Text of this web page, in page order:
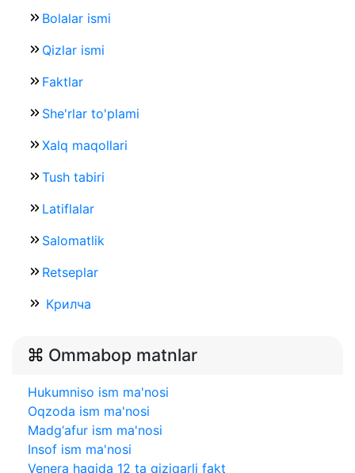
Bolalar ismi
Qizlar ismi
Faktlar
She'rlar to'plami
Xalq maqollari
Tush tabiri
Latiflalar
Salomatlik
Retseplar
Крилча
Ommabop matnlar
Hukumniso ism ma'nosi
Oqzoda ism ma'nosi
Madg‘afur ism ma'nosi
Insof ism ma'nosi
Venera haqida 12 ta qiziqarli fakt